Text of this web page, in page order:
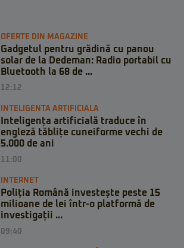
OFERTE DIN MAGAZINE
Gadgetul pentru grădină cu panou
solar de la Dedeman: Radio portabil cu
Bluetooth la 68 de ...
12:12
INTELIGENTA ARTIFICIALA
Inteligența artificială traduce în
engleză tăblițe cuneiforme vechi de
5.000 de ani
11:00
INTERNET
Poliția Română investește peste 15
milioane de lei într-o platformă de
investigații ...
09:40